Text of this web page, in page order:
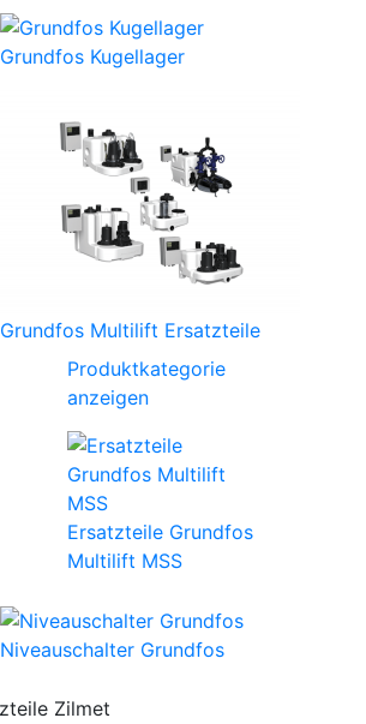
Grundfos Kugellager
Grundfos Multilift Ersatzteile
Produktkategorie
anzeigen
Ersatzteile Grundfos
Multilift MSS
Niveauschalter Grundfos